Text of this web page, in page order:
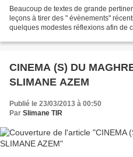
Beaucoup de textes de grande
leçons à tirer des " évènements"
quelques modestes réflexions afin de
CINEMA (S) DU
SLIMANE AZEM
Publié le 23/03/2013 à 00:50
Par Slimane TIR